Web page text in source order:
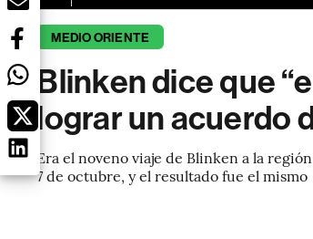
MEDIO ORIENTE
Blinken dice que
lograr un acuerdo
Era el noveno viaje de Blinken a la
7 de octubre, y el resultado fue el mismo